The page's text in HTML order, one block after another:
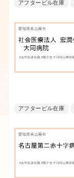
アフターピル在庫
アフターピル在庫